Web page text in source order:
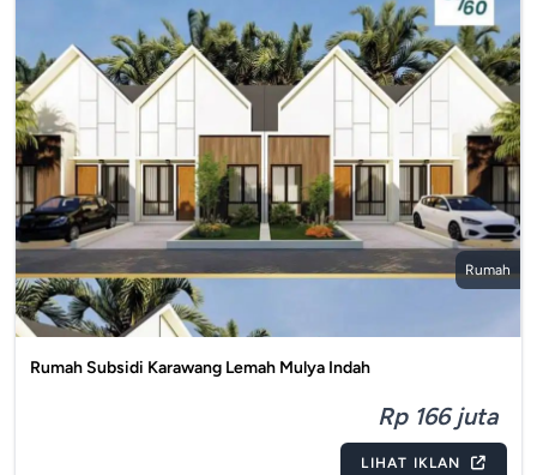
Rumah
Rumah Subsidi Karawang Lemah Mulya Indah
Rp 166 juta
LIHAT IKLAN